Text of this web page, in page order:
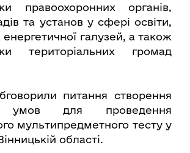
правоохоронних органів,
та установ у сфері освіти,
енергетичної галузей, а також
територіальних громад
питання створення
умов для проведення
мультипредметного тесту у
області.